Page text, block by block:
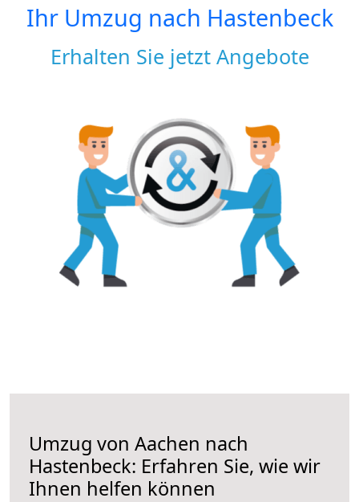
Ihr Umzug nach Hastenbeck
Erhalten Sie jetzt Angebote
Umzug von Aachen nach
Hastenbeck: Erfahren Sie, wie wir
Ihnen helfen können